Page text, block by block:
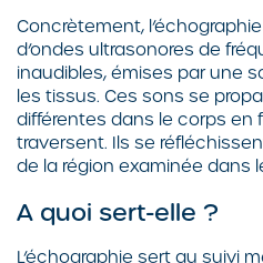
Concrètement,
d’ondes ultrasonores de
inaudibles, émises par une
les tissus. Ces sons se
différentes dans le corps en
traversent. Ils se
de la région examinée dans
A quoi sert-elle ?
L’échographie sert au suivi